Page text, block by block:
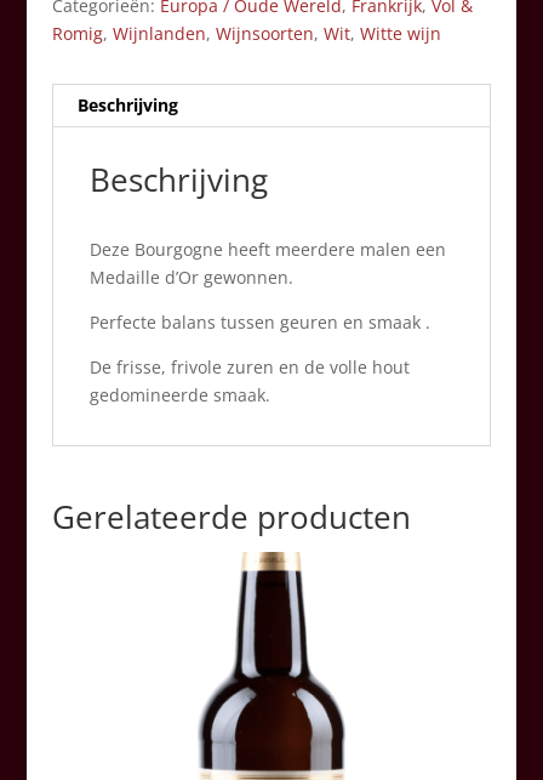
Categorieën: Europa / Oude Wereld, Frankrijk, Vol &
Romig, Wijnlanden, Wijnsoorten, Wit, Witte wijn
Beschrijving
Beschrijving
Deze Bourgogne heeft meerdere malen een
Medaille d’Or gewonnen.
Perfecte balans tussen geuren en smaak .
De frisse, frivole zuren en de volle hout
gedomineerde smaak.
Gerelateerde producten